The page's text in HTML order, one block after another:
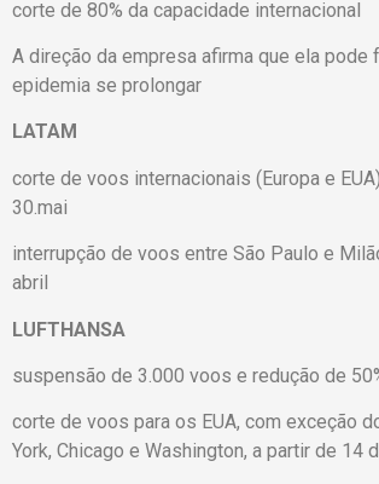
corte de 80% da capacidade internacional
A direção da empresa afirma que ela pode
epidemia se prolongar
LATAM
corte de voos internacionais (Europa e
30.mai
interrupção de voos entre São Paulo e
abril
LUFTHANSA
suspensão de 3.000 voos e redução de
corte de voos para os EUA, com exceção
York, Chicago e Washington, a partir de 14